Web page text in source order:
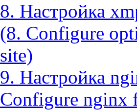
8. Настройка
(8. Configure
site)
9. Настройка
Configure nginx